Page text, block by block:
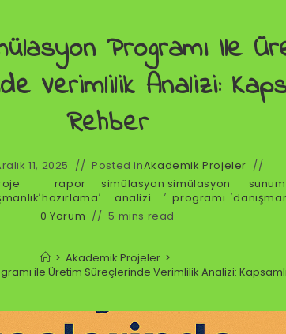
Programı Ile
Verimlilik Analizi:
Rehber
11, 2025 Posted inAkademik Projeler
,
rapor
hazırlama,simülasyon
analizi
,simülasyon
programı ,
sunum
0 Yorum
5 mins read
> Akademik Projeler >
ile Üretim Süreçlerinde Verimlilik Analizi: